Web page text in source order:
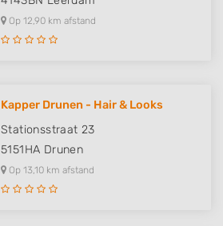
Op 12,90 km afstand
Kapper Drunen - Hair & Looks
Stationsstraat 23
5151HA Drunen
Op 13,10 km afstand